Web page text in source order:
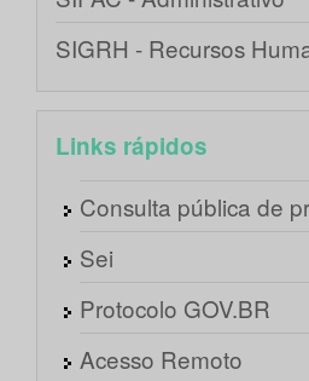
SIGRH - Recursos
Links rápidos
Consulta pública de
Sei
Protocolo GOV.BR
Acesso Remoto